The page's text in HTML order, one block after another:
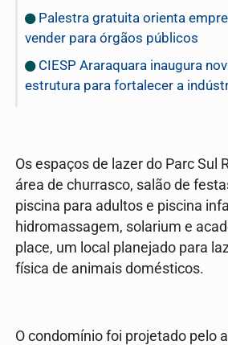
Palestra gratuita orienta
vender para órgãos públicos
CIESP Araraquara inaugura
estrutura para fortalecer a
Os espaços de lazer do Parc Sul
área de churrasco, salão de
piscina para adultos e piscina
hidromassagem, solarium e
place, um local planejado para
física de animais domésticos.
O condomínio foi projetado pelo